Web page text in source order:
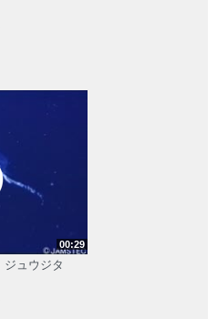
00:29
ジュウジタ